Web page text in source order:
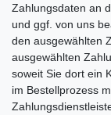
Zahlungsdaten an
und ggf. von uns
den ausgewählten
ausgewählten
soweit Sie dort ein
im Bestellprozess